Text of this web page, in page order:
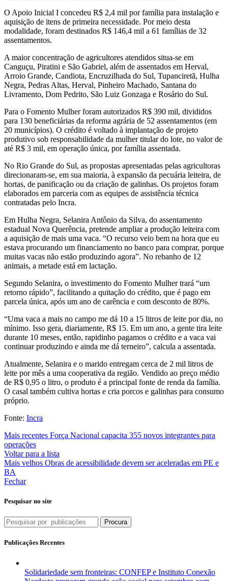
O Apoio Inicial I concedeu R$ 2,4 mil por família para instalação e
aquisição de itens de primeira necessidade. Por meio desta
modalidade, foram destinados R$ 146,4 mil a 61 famílias de 32
assentamentos.
A maior concentração de agricultores atendidos situa-se em
Canguçu, Piratini e São Gabriel, além de assentados em Herval,
Arroio Grande, Candiota, Encruzilhada do Sul, Tupanciretã, Hulha
Negra, Pedras Altas, Herval, Pinheiro Machado, Santana do
Livramento, Dom Pedrito, São Luiz Gonzaga e Rosário do Sul.
Para o Fomento Mulher foram autorizados R$ 390 mil, divididos
para 130 beneficiárias da reforma agrária de 52 assentamentos (em
20 municípios). O crédito é voltado à implantação de projeto
produtivo sob responsabilidade da mulher titular do lote, no valor de
até R$ 3 mil, em operação única, por família assentada.
No Rio Grande do Sul, as propostas apresentadas pelas agricultoras
direcionaram-se, em sua maioria, à expansão da pecuária leiteira, de
hortas, de panificação ou da criação de galinhas. Os projetos foram
elaborados em parceria com as equipes de assistência técnica
contratadas pelo Incra.
Em Hulha Negra, Selanira Antônio da Silva, do assentamento
estadual Nova Querência, pretende ampliar a produção leiteira com
a aquisição de mais uma vaca. “O recurso veio bem na hora que eu
estava procurando um financiamento no banco para comprar, porque
muitas vacas não estão produzindo agora”. No rebanho de 12
animais, a metade está em lactação.
Segundo Selanira, o investimento do Fomento Mulher trará “um
retorno rápido”, facilitando a quitação do crédito, que é pago em
parcela única, após um ano de carência e com desconto de 80%.
“Uma vaca a mais no campo me dá 10 a 15 litros de leite por dia, no
mínimo. Isso gera, diariamente, R$ 15. Em um ano, a gente tira leite
durante 10 meses, então, rapidinho pagamos o crédito e a vaca vai
continuar produzindo e ainda me dá terneiro”, calcula a assentada.
Atualmente, Selanira e o marido entregam cerca de 2 mil litros de
leite por mês a uma cooperativa da região. Vendido ao preço médio
de R$ 0,95 o litro, o produto é a principal fonte de renda da família.
O casal também cultiva hortas e cria porcos e galinhas para consumo
próprio.
Fonte: Incra
Mais recentes Força Nacional capacita 355 novos integrantes para
operações
Voltar para a lista
Mais velhos Obras de acessibilidade devem ser aceleradas em PE e
BA
Fechar
Pesquisar no site
Procura
Publicações Recentes
Solidariedade sem fronteiras: CONFEP e Instituto Conexão